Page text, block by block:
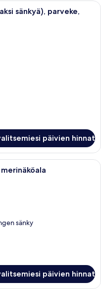
jossa on suuri sänky,
sänkyä), parveke,
päivien hinnat
jossa on sänky,
sänky
päivien hinnat